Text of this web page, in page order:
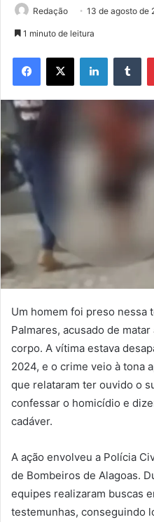
Redação 13 de agosto de
1 minuto de leitura
Facebook
X Linkedin
Um homem foi preso nessa
Palmares, acusado de
corpo. A vítima estava
2024, e o crime veio à tona
que relataram ter ouvido o
confessar o homicídio e
cadáver.
A ação envolveu a Polícia
de Bombeiros de Alagoas.
equipes realizaram buscas
testemunhas, conseguindo